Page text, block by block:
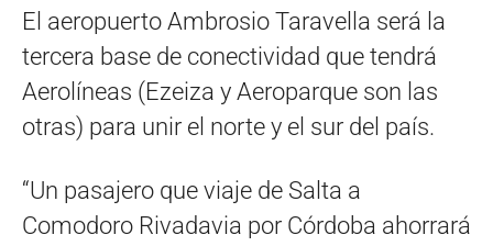
El aeropuerto Ambrosio Taravella será la
tercera base de conectividad que tendrá
Aerolíneas (Ezeiza y Aeroparque son las
otras) para unir el norte y el sur del país.
“Un pasajero que viaje de Salta a
Comodoro Rivadavia por Córdoba ahorrará